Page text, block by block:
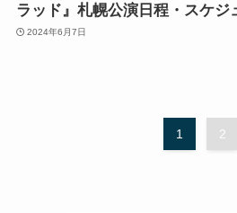
ラッド』札幌公演日程・スケジ
2024年6月7日
1 2